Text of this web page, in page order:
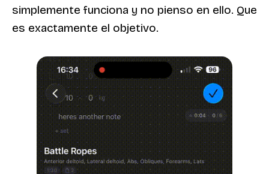
simplemente funciona y no pienso en ello. Que
es exactamente el objetivo.